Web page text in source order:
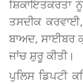
ਸ਼ਿਕਾਇਤਕਰਤਾ
ਤਸਦੀਕ
ਬਾਅਦ, ਸਾਈਬਰ
ਜਾਂਚ ਸ਼ੁਰੂ ਕੀਤੀ।
ਪੁਲਿਸ ਡਿਪਟੀ